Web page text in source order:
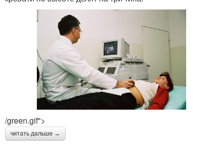
/green.gif">
читать дальше →